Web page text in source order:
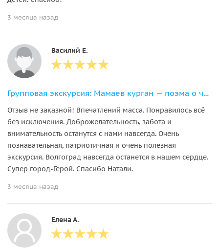
3 месяца назад
Василий Е.
Групповая экскурсия: Мамаев курган — поэма о человеческом подвиге
Отзыв не заказной! Впечатлений масса. Понравилось всё
без исключения. Доброжелательность, забота и
внимательность останутся с нами навсегда. Очень
познавательная, патриотичная и очень полезная
экскурсия. Волгоград навсегда останется в нашем сердце.
Супер город-Герой. Спасибо Натали.
3 месяца назад
Елена А.